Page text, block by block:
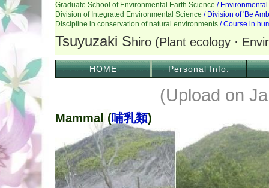
HOME Personal Info.
(Upload on
Mammal (哺乳類)